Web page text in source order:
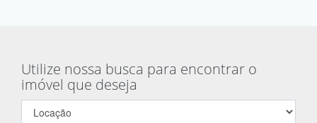
Utilize nossa busca para encontrar o
imóvel que deseja